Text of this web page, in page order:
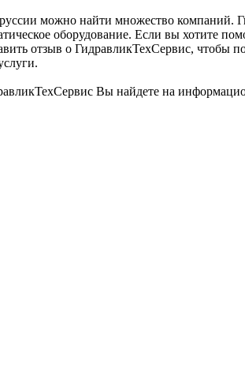
можно найти множество компаний.
оборудование. Если вы хотите
отзыв о ГидравликТехСервис, чтобы
Вы найдете на